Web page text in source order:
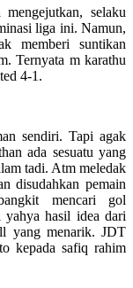
selaku
liga ini. Namun,
memberi suntikan
Ternyata m karathu
4-1.
sendiri. Tapi agak
ada sesuatu yang
tadi. Atm meledak
disudahkan pemain
mencari gol
yahya hasil idea dari
yang menarik. JDT
kepada safiq rahim